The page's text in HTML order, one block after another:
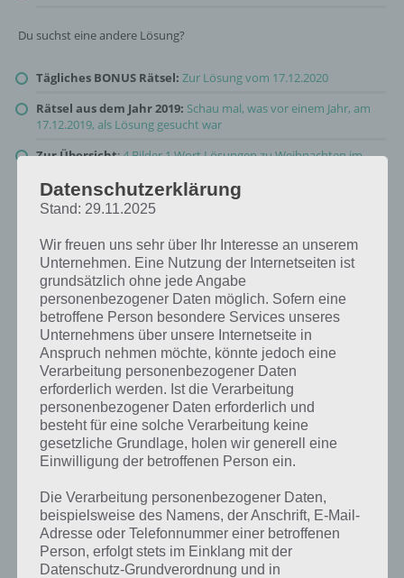
Du suchst eine andere Lösung?
Tägliches BONUS Rätsel: Zur Lösung vom 17.12.2020
Rätsel aus dem Jahr 2019: Schau mal, was vor einem Jahr, am
17.12.2019, als Lösung gesucht war
Zur Übersicht:4 Bilder 1 Wort Lösungen zu Weihnachten im
Datenschutzerklärung
Stand: 29.11.2025
Wir freuen uns sehr über Ihr Interesse an unserem
Unternehmen. Eine Nutzung der Internetseiten ist
grundsätzlich ohne jede Angabe
personenbezogener Daten möglich. Sofern eine
betroffene Person besondere Services unseres
Unternehmens über unsere Internetseite in
Anspruch nehmen möchte, könnte jedoch eine
Verarbeitung personenbezogener Daten
erforderlich werden. Ist die Verarbeitung
personenbezogener Daten erforderlich und
besteht für eine solche Verarbeitung keine
gesetzliche Grundlage, holen wir generell eine
Einwilligung der betroffenen Person ein.
Die Verarbeitung personenbezogener Daten,
beispielsweise des Namens, der Anschrift, E-Mail-
Adresse oder Telefonnummer einer betroffenen
Person, erfolgt stets im Einklang mit der
Datenschutz-Grundverordnung und in